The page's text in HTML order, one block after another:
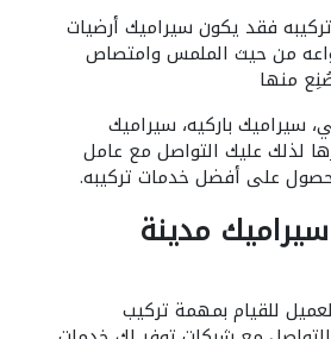
فقد يكون سيراميك أرضيات
من حيث الملمس وامتصاص
منها
سيراميك باركيه، سيراميك
لذلك عليك التواصل مع عامل
على أفضل خدمات تركيبه.
مدينة
للقيام بمهمة تركيب